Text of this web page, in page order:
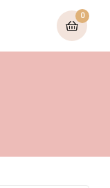
0